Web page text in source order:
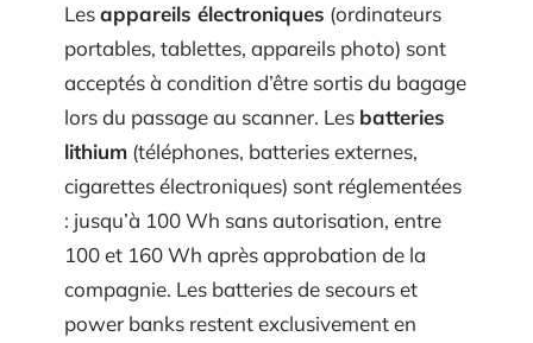
Lesappareils électroniques (ordinateurs
portables, tablettes, appareils photo) sont
acceptés à condition d’être sortis du bagage
lors du passage au scanner. Les batteries
lithium (téléphones, batteries externes,
cigarettes électroniques) sont réglementées
: jusqu’à 100 Wh sans autorisation, entre
100 et 160 Wh après approbation de la
compagnie. Les batteries de secours et
power banks restent exclusivement en